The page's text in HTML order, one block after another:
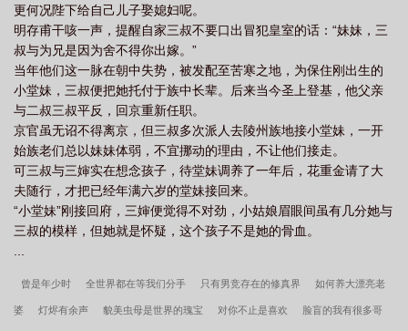
更何况陛下给自己儿子娶媳妇呢。
明存甫干咳一声，提醒自家三叔不要口出冒犯皇室的话：“妹妹，三
叔与为兄是因为舍不得你出嫁。”
当年他们这一脉在朝中失势，被发配至苦寒之地，为保住刚出生的
小堂妹，三叔便把她托付于族中长辈。后来当今圣上登基，他父亲
与二叔三叔平反，回京重新任职。
京官虽无诏不得离京，但三叔多次派人去陵州族地接小堂妹，一开
始族老们总以妹妹体弱，不宜挪动的理由，不让他们接走。
可三叔与三婶实在想念孩子，待堂妹调养了一年后，花重金请了大
夫随行，才把已经年满六岁的堂妹接回来。
“小堂妹”刚接回府，三婶便觉得不对劲，小姑娘眉眼间虽有几分她与
三叔的模样，但她就是怀疑，这个孩子不是她的骨血。
曾是年少时 全世界都在等我们分手 只有男竞存在的修真界 如何养大漂亮老
婆 灯烬有余声 貌美虫母是世界的瑰宝 对你不止是喜欢 脸盲的我有很多哥